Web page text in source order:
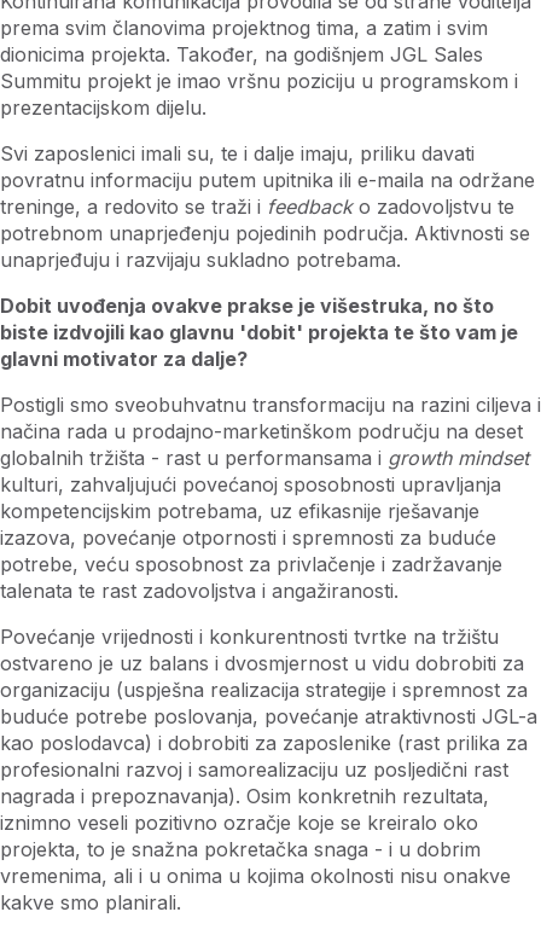
prema svim članovima projektnog tima, a zatim i svim
dionicima projekta. Također, na godišnjem JGL Sales
Summitu projekt je imao vršnu poziciju u programskom i
prezentacijskom dijelu.
Svi zaposlenici imali su, te i dalje imaju, priliku davati
povratnu informaciju putem upitnika ili e-maila na održane
treninge, a redovito se traži i feedbacko zadovoljstvu te
potrebnom unaprjeđenju pojedinih područja. Aktivnosti se
unaprjeđuju i razvijaju sukladno potrebama.
Dobit uvođenja ovakve prakse je višestruka, no što
biste izdvojili kao glavnu 'dobit' projekta te što vam je
glavni motivator za dalje?
Postigli smo sveobuhvatnu transformaciju na razini ciljeva i
načina rada u prodajno-marketinškom području na deset
globalnih tržišta - rast u performansama i growth mindset
kulturi, zahvaljujući povećanoj sposobnosti upravljanja
kompetencijskim potrebama, uz efikasnije rješavanje
izazova, povećanje otpornosti i spremnosti za buduće
potrebe, veću sposobnost za privlačenje i zadržavanje
talenata te rast zadovoljstva i angažiranosti.
Povećanje vrijednosti i konkurentnosti tvrtke na tržištu
ostvareno je uz balans i dvosmjernost u vidu dobrobiti za
organizaciju (uspješna realizacija strategije i spremnost za
buduće potrebe poslovanja, povećanje atraktivnosti JGL-a
kao poslodavca) i dobrobiti za zaposlenike (rast prilika za
profesionalni razvoj i samorealizaciju uz posljedični rast
nagrada i prepoznavanja). Osim konkretnih rezultata,
iznimno veseli pozitivno ozračje koje se kreiralo oko
projekta, to je snažna pokretačka snaga - i u dobrim
vremenima, ali i u onima u kojima okolnosti nisu onakve
kakve smo planirali.